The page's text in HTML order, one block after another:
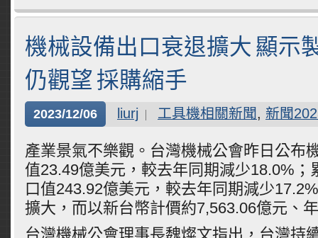
機械設備出口衰退擴大 顯示
仍觀望 採購縮手
2023/12/06 liurj 工具機相關新聞, 新聞
產業景氣不樂觀。台灣機械公會昨日公布
值23.49億美元，較去年同期減少18.0%；
口值243.92億美元，較去年同期減少
擴大，而以新台幣計價約7,563.06億元、
台灣機械公會理事長魏燦文指出，台灣持